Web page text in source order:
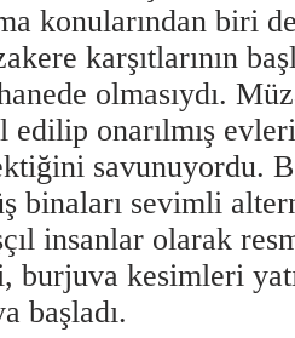
konularından biri
karşıtlarının
olmasıydı.
edilip onarılmış
savunuyordu.
binaları sevimli
insanlar olarak
burjuva kesimleri
başladı.